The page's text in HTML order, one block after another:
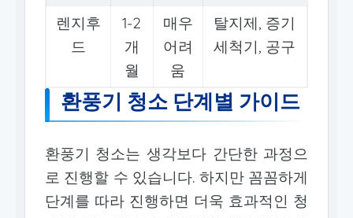
렌지후
드
1-2
개
월
매우
어려
움
탈지제, 증기
세척기, 공구
환풍기 청소 단계별 가이드
환풍기 청소는 생각보다 간단한 과정으
로 진행할 수 있습니다. 하지만 꼼꼼하게
단계를 따라 진행하면 더욱 효과적인 청